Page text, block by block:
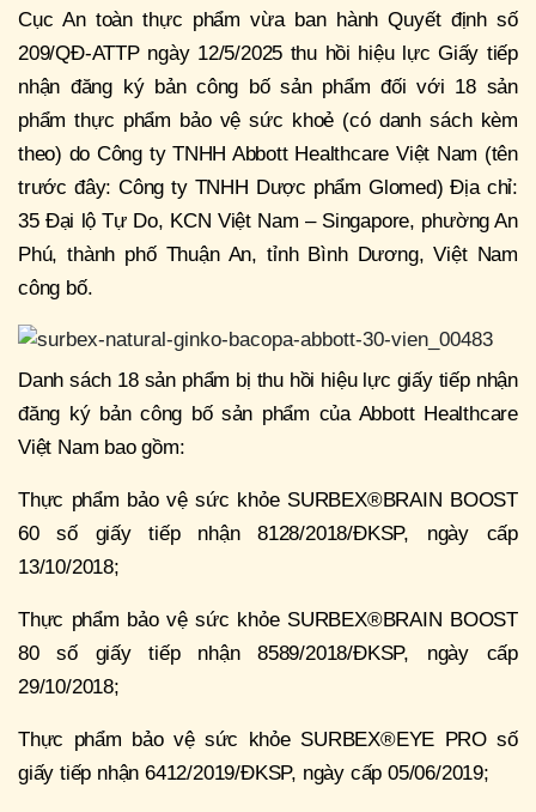
Cục An toàn thực phẩm vừa ban hành Quyết định số
209/QĐ-ATTP ngày 12/5/2025 thu hồi hiệu lực Giấy tiếp
nhận đăng ký bản công bố sản phẩm đối với 18 sản
phẩm thực phẩm bảo vệ sức khoẻ (có danh sách kèm
theo) do Công ty TNHH Abbott Healthcare Việt Nam (tên
trước đây: Công ty TNHH Dược phẩm Glomed) Địa chỉ:
35 Đại lộ Tự Do, KCN Việt Nam – Singapore, phường An
Phú, thành phố Thuận An, tỉnh Bình Dương, Việt Nam
công bố.
Danh sách 18 sản phẩm bị thu hồi hiệu lực giấy tiếp nhận
đăng ký bản công bố sản phẩm của Abbott Healthcare
Việt Nam bao gồm:
Thực phẩm bảo vệ sức khỏe SURBEX®BRAIN BOOST
60 số giấy tiếp nhận 8128/2018/ĐKSP, ngày cấp
13/10/2018;
Thực phẩm bảo vệ sức khỏe SURBEX®BRAIN BOOST
80 số giấy tiếp nhận 8589/2018/ĐKSP, ngày cấp
29/10/2018;
Thực phẩm bảo vệ sức khỏe SURBEX®EYE PRO số
giấy tiếp nhận 6412/2019/ĐKSP, ngày cấp 05/06/2019;